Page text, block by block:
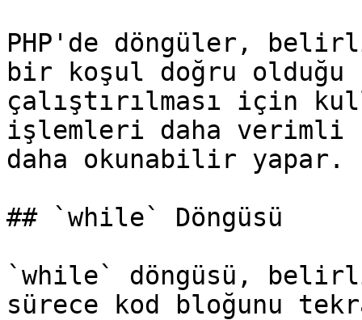
PHP'de döngüler,
bir koşul doğru
çalıştırılması için
işlemleri daha verimli
daha okunabilir yapar.
## `while` Döngüsü
`while` döngüsü,
sürece kod bloğunu